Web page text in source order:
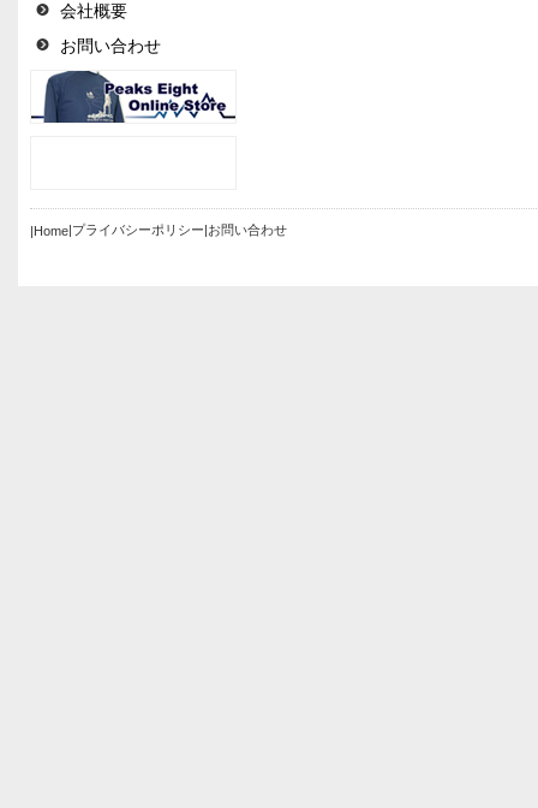
会社概要
お問い合わせ
|Home|プライバシーポリシー|お問い合わせ